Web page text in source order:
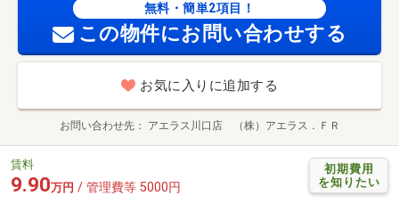
無料・簡単2項目！
この物件にお問い合わせする
お気に入りに追加する
お問い合わせ先 アエラス川口店 （株）アエラス．ＦＲ
初期費用
を知りたい
賃料
9.90万円 / 管理費等 5000円